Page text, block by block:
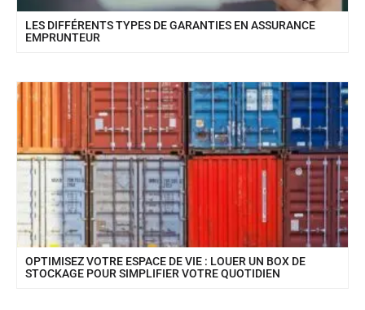
LES DIFFÉRENTS TYPES DE GARANTIES EN ASSURANCE
EMPRUNTEUR
OPTIMISEZ VOTRE ESPACE DE VIE : LOUER UN BOX DE
STOCKAGE POUR SIMPLIFIER VOTRE QUOTIDIEN